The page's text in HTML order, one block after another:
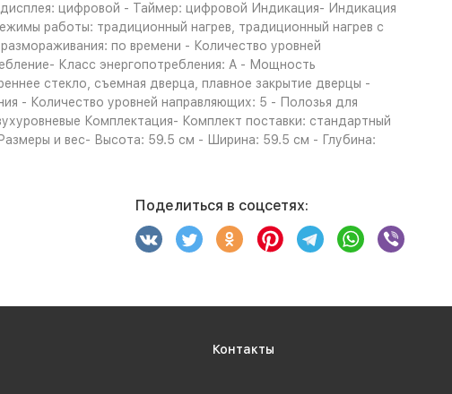
цифровой - Таймер: цифровой Индикация- Индикация
работы: традиционный нагрев, традиционный нагрев с
по времени - Количество уровней
Класс энергопотребления: A - Мощность
стекло, съемная дверца, плавное закрытие дверцы -
- Количество уровней направляющих: 5 - Полозья для
Комплектация- Комплект поставки: стандартный
и вес- Высота: 59.5 см - Ширина: 59.5 см - Глубина:
Поделиться в соцсетях:
Контакты